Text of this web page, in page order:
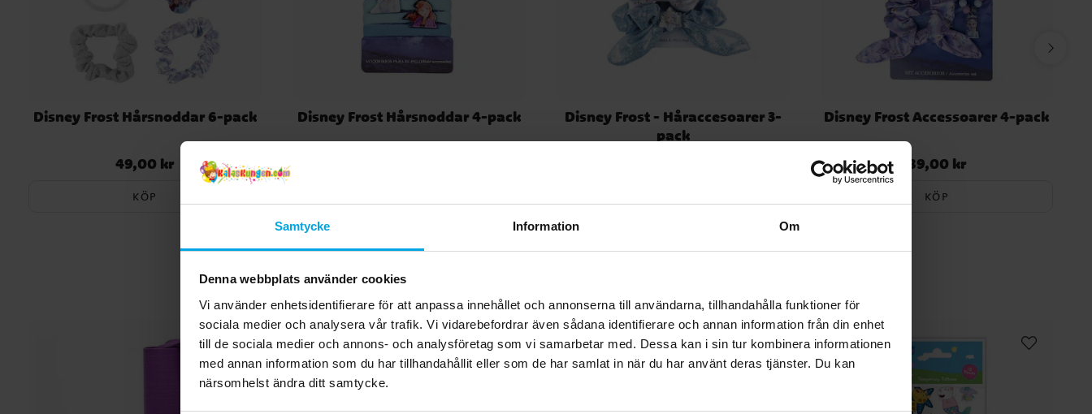
Samtycke Information Om
Denna webbplats använder cookies
Vi använder enhetsidentifierare för att anpassa innehållet och annonserna till användarna, tillhandahålla funktioner för
sociala medier och analysera vår trafik. Vi vidarebefordrar även sådana identifierare och annan information från din enhet
till de sociala medier och annons- och analysföretag som vi samarbetar med. Dessa kan i sin tur kombinera informationen
med annan information som du har tillhandahållit eller som de har samlat in när du har använt deras tjänster. Du kan
närsomhelst ändra ditt samtycke.
Disney Frost Hårsnoddar 6-pack
Pris:49,00 kr
49,00 kr
KÖP
Disney Frost Hårsnoddar 4-pack
Disney Frost - Håraccesoarer 3-
pack
Disney Frost Accessoarer 4-pack
Pris:89,00 kr
89,00 kr
KÖP
Andra köpte även